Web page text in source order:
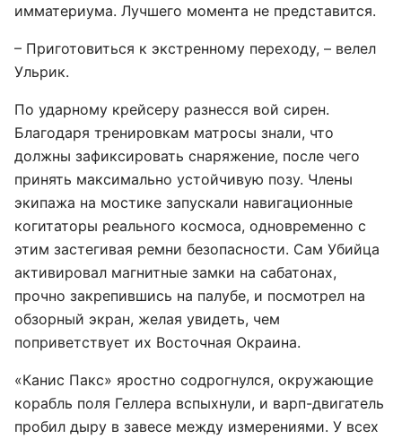
имматериума. Лучшего момента не представится.
– Приготовиться к экстренному переходу, – велел
Ульрик.
По ударному крейсеру разнесся вой сирен.
Благодаря тренировкам матросы знали, что
должны зафиксировать снаряжение, после чего
принять максимально устойчивую позу. Члены
экипажа на мостике запускали навигационные
когитаторы реального космоса, одновременно с
этим застегивая ремни безопасности. Сам Убийца
активировал магнитные замки на сабатонах,
прочно закрепившись на палубе, и посмотрел на
обзорный экран, желая увидеть, чем
поприветствует их Восточная Окраина.
«Канис Пакс» яростно содрогнулся, окружающие
корабль поля Геллера вспыхнули, и варп-двигатель
пробил дыру в завесе между измерениями. У всех